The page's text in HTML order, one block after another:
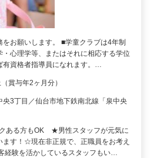
お願いします。 ■学童クラブは4年制
・心理学等、またはそれに相応する学位
有資格者指導員になれます。…
賞与年2ヶ月分）
央3丁目／仙台市地下鉄南北線「泉中央
ある方もOK ★男性スタッフが元気に
ます！☆現在非正規で、正職員をお考え
経験を活かしているスタッフもい…